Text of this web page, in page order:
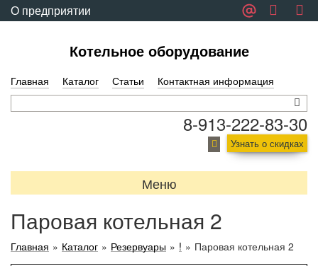
О предприятии
Котельное оборудование
Главная Каталог Статьи Контактная информация
8-913-222-83-30
Узнать о скидках
Меню
Паровая котельная 2
Главная » Каталог » Резервуары » ! » Паровая котельная 2